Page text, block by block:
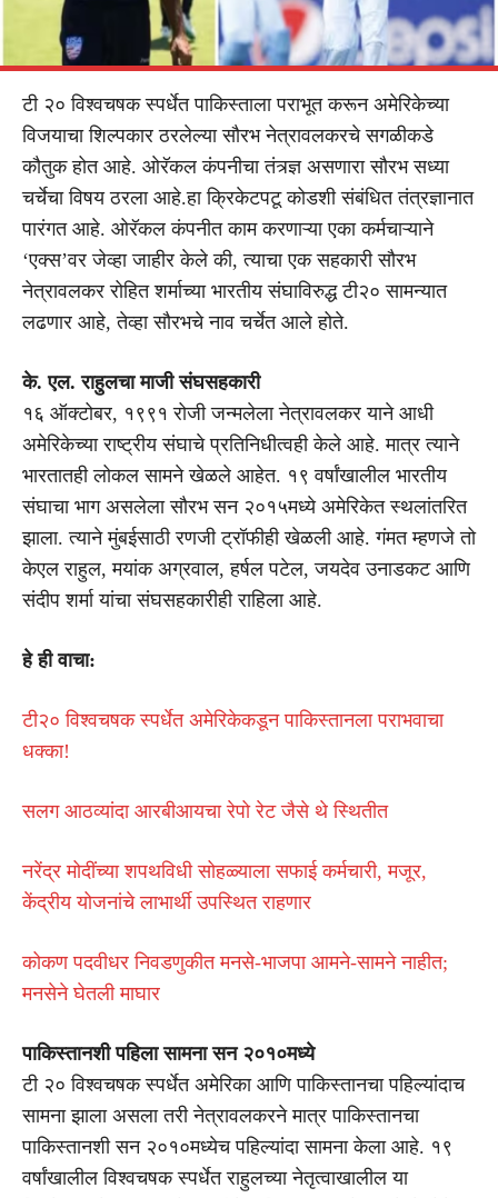
टी २० विश्वचषक स्पर्धेत पाकिस्ताला पराभूत करून अमेरिकेच्या
विजयाचा शिल्पकार ठरलेल्या सौरभ नेत्रावलकरचे सगळीकडे
कौतुक होत आहे. ओरॅकल कंपनीचा तंत्र्ज्ञ असणारा सौरभ सध्या
चर्चेचा विषय ठरला आहे.हा क्रिकेटपटू कोडशी संबंधित तंत्रज्ञानात
पारंगत आहे. ओरॅकल कंपनीत काम करणाऱ्या एका कर्मचाऱ्याने
‘एक्स’वर जेव्हा जाहीर केले की, त्याचा एक सहकारी सौरभ
नेत्रावलकर रोहित शर्माच्या भारतीय संघाविरुद्ध टी२० सामन्यात
लढणार आहे, तेव्हा सौरभचे नाव चर्चेत आले होते.
के. एल. राहुलचा माजी संघसहकारी
१६ ऑक्टोबर, १९९१ रोजी जन्मलेला नेत्रावलकर याने आधी
अमेरिकेच्या राष्ट्रीय संघाचे प्रतिनिधीत्वही केले आहे. मात्र त्याने
भारतातही लोकल सामने खेळले आहेत. १९ वर्षांखालील भारतीय
संघाचा भाग असलेला सौरभ सन २०१५मध्ये अमेरिकेत स्थलांतरित
झाला. त्याने मुंबईसाठी रणजी ट्रॉफीही खेळली आहे. गंमत म्हणजे तो
केएल राहुल, मयांक अग्रवाल, हर्षल पटेल, जयदेव उनाडकट आणि
संदीप शर्मा यांचा संघसहकारीही राहिला आहे.
हे ही वाचा:
टी२० विश्वचषक स्पर्धेत अमेरिकेकडून पाकिस्तानला पराभवाचा
धक्का!
सलग आठव्यांदा आरबीआयचा रेपो रेट जैसे थे स्थितीत
नरेंद्र मोदींच्या शपथविधी सोहळ्याला सफाई कर्मचारी, मजूर,
केंद्रीय योजनांचे लाभार्थी उपस्थित राहणार
कोकण पदवीधर निवडणुकीत मनसे-भाजपा आमने-सामने नाहीत;
मनसेने घेतली माघार
पाकिस्तानशी पहिला सामना सन २०१०मध्ये
टी २० विश्वचषक स्पर्धेत अमेरिका आणि पाकिस्तानचा पहिल्यांदाच
सामना झाला असला तरी नेत्रावलकरने मात्र पाकिस्तानचा
पाकिस्तानशी सन २०१०मध्येच पहिल्यांदा सामना केला आहे. १९
वर्षांखालील विश्वचषक स्पर्धेत राहुलच्या नेतृत्वाखालील या